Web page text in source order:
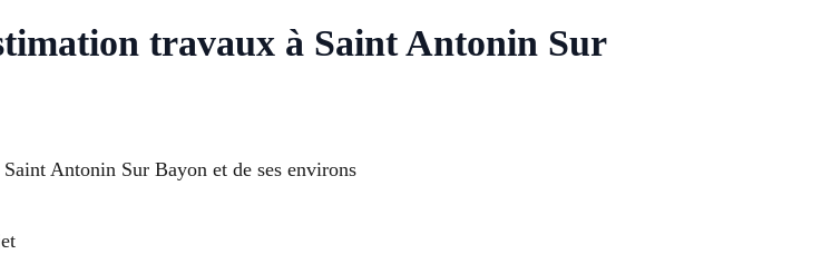
travaux à Saint Antonin Sur
Antonin Sur Bayon et de ses environs